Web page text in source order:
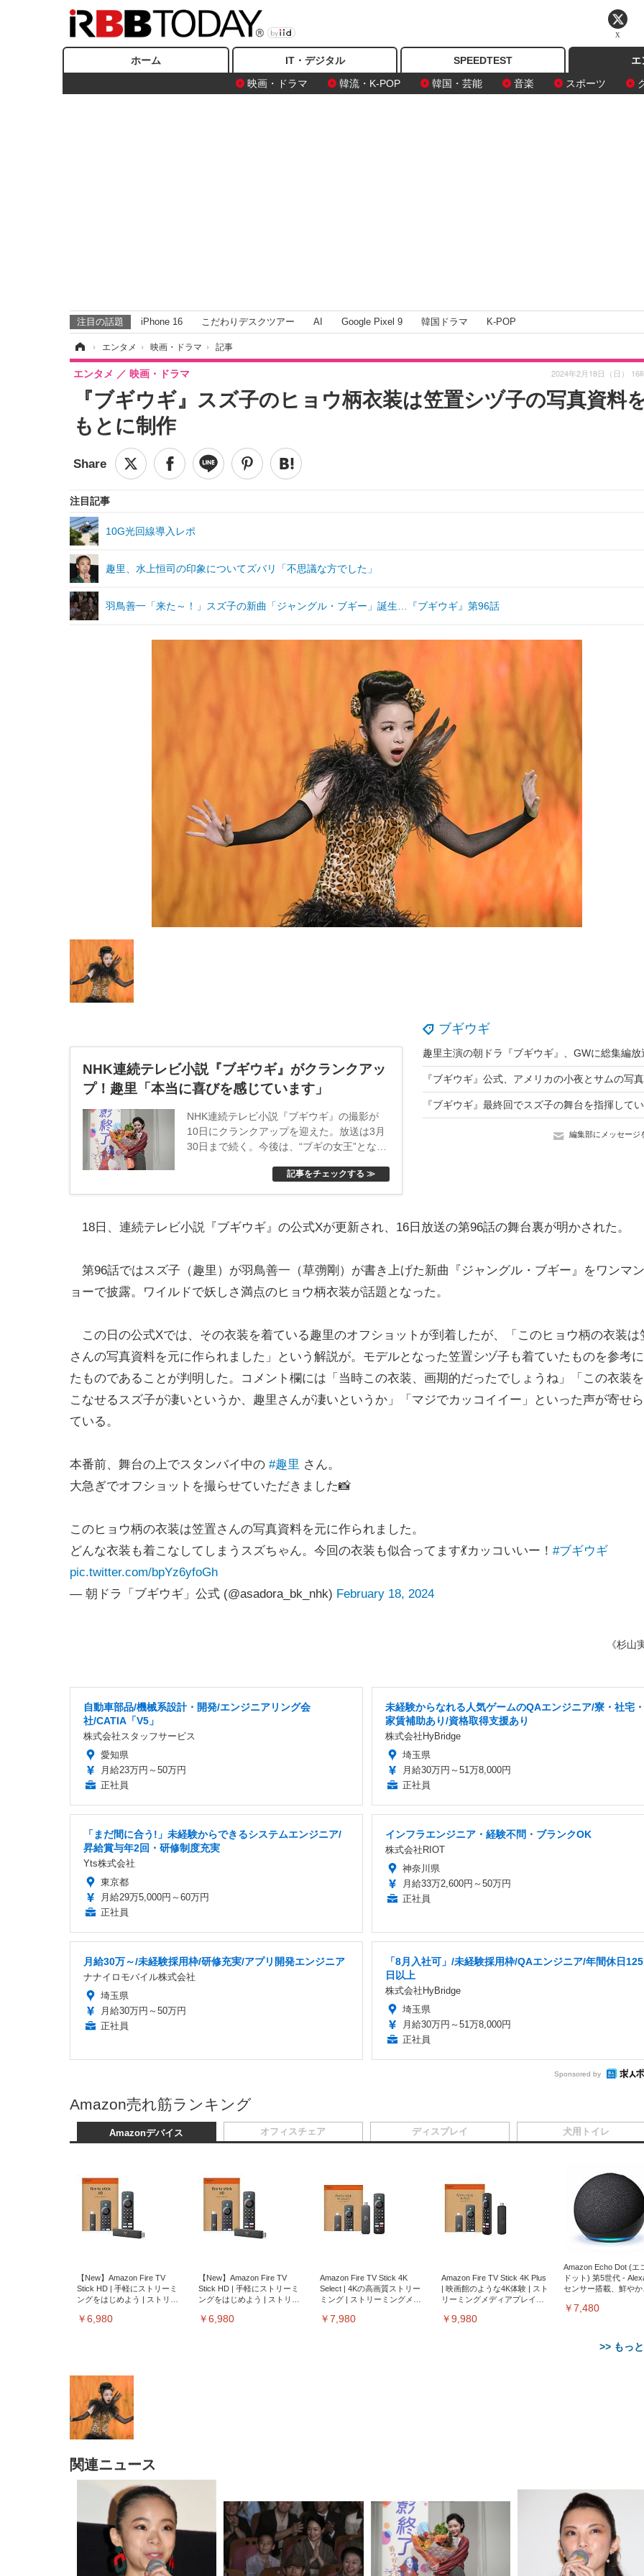
ホーム IT・デジタル SPEEDTEST
エ
映画・ドラマ
韓流・K-POP 韓国・芸能 音楽 スポーツ
注目の話題 iPhone 16 こだわりデスクツアー AI Google Pixel 9 韓国ドラマ K-POP
› エンタメ › 映画・ドラマ › 記事
『ブギウギ』スズ子のヒョウ柄衣装は笠置シヅ子の写真資料
もとに制作
エンタメ 映画・ドラマ 2024年2月18日（日） 16
注目記事
10G光回線導入レポ
趣里、水上恒司の印象についてズバリ「不思議な方でした」
羽鳥善一「来た～！」スズ子の新曲「ジャングル・ブギー」誕生…『ブギウギ』第96話
ブギウギ
編集部にメッセージ
NHK連続テレビ小説『ブギウギ』がクランクアッ
プ！趣里「本当に喜びを感じています」
NHK連続テレビ小説『ブギウギ』の撮影が
10日にクランクアップを迎えた。放送は3月
30日まで続く。今後は、“ブギの女王”となっ
生を歩んでいくのか。ちなみに、番組のクラ
ンクインは2023年3月14日。趣里は同年3月
記事をチェックする ≫
18日、連続テレビ小説『ブギウギ』の公式Xが更新され、16日放送の第96話の舞台裏が明かされた。
第96話ではスズ子（趣里）が羽鳥善一（草彅剛）が書き上げた新曲『ジャングル・ブギー』をワンマ
ョーで披露。ワイルドで妖しさ満点のヒョウ柄衣装が話題となった。
この日の公式Xでは、その衣装を着ている趣里のオフショットが到着したが、「このヒョウ柄の衣装は
さんの写真資料を元に作られました」という解説が。モデルとなった笠置シヅ子も着ていたものを参考
たものであることが判明した。コメント欄には「当時この衣装、画期的だったでしょうね」「この衣装
こなせるスズ子が凄いというか、趣里さんが凄いというか」「マジでカッコイイー」といった声が寄せ
ている。
本番前、舞台の上でスタンバイ中の #趣里 さん。
大急ぎでオフショットを撮らせていただきました📸
このヒョウ柄の衣装は笠置さんの写真資料を元に作られました。
どんな衣装も着こなしてしまうスズちゃん。今回の衣装も似合ってます💃カッコいいー！ #ブギウギ
pic.twitter.com/bpYz6yfoGh
— 朝ドラ「ブギウギ」公式 (@asadora_bk_nhk) February 18, 2024
《杉山
自動車部品/機械系設計・開発/エンジニアリング会
社/CATIA「V5」
株式会社スタッフサービス
愛知県
月給23万円～50万円
正社員
未経験からなれる人気ゲームのQAエンジニア/寮・社宅・
家賃補助あり/資格取得支援あり
株式会社HyBridge
埼玉県
月給30万円～51万8,000円
正社員
「まだ間に合う!」未経験からできるシステムエンジニア/
昇給賞与年2回・研修制度充実
Yts株式会社
東京都
月給29万5,000円～60万円
正社員
インフラエンジニア・経験不問・ブランクOK
株式会社RIOT
神奈川県
月給33万2,600円～50万円
正社員
月給30万～/未経験採用枠/研修充実/アプリ開発エンジニア
ナナイロモバイル株式会社
埼玉県
月給30万円～50万円
正社員
「8月入社可」/未経験採用枠/QAエンジニア/年間休日125
日以上
株式会社HyBridge
埼玉県
月給30万円～51万8,000円
正社員
Sponsored by
Amazon売れ筋ランキング
Amazonデバイス
【New】Amazon Fire TV
Stick HD | 手軽にストリーミ
ングをはじめよう | ストリー
￥6,980
【New】Amazon Fire TV
Stick HD | 手軽にストリーミ
ングをはじめよう | ストリー
￥6,980
Amazon Fire TV Stick 4K
Select | 4Kの高画質ストリー
ミング | ストリーミングメデ
￥7,980
Amazon Fire TV Stick 4K Plus
| 映画館のような4K体験 | スト
リーミングメディアプレイヤ
￥9,980
Amazon Echo Dot (エ
ドット) 第5世代 -
センサー搭載、鮮やか
￥7,480
>> もっ
オフィスチェア
[EdoErgo] オフィスチェア 椅
子 テレワーク 疲れない 跳ね
上げ式アームレスト コンパク
ト 約105度ロッキング pc 事務
椅子 360度回転 座面昇降 強化
ナイロン樹脂ベース 通気性メ
ッシュ 在宅ワーク H-
WY01(黒網+黒枠+黒足)
￥5,699
／デスクチェア メッシュチェ
ア 人間工学 疲れない ブラッ
￥27,999
チェア 疲れない テレワーク
チェア 強化バックレスト 30
度ロッキング機能 人間工学 椅
子 腰サポート 90度跳ね上げ
式アームレスト 3Dヘッドレス
ト ハンガー付き 高反発クッシ
ョン PCチェア 通気性メッシ
￥7,680
Sezlife オフィスチェア デスク
チェア 疲れない テレワーク
ロッキング機能 人間工学 椅子
腰サポート 90度跳ね上げ式ア
ームレスト 3Dヘッドレスト
ハンガー付き 高反発クッショ
ン PCチェア 通気性メッシュ
￥7,680
ア デスクチェア 肘な
ッシュ 通気性 ランバ
ポート付き 腰サポート
ス圧無段階昇降 360度
転 キャスター付き コ
クト 幅52×奥行58.5×高
84～96cm テレワーク
宅勤務 ブラック
￥4,139
ディスプレイ
EIZO ビジネス向けプレミア
ムモニター | FlexScan
EV3240X-WT | 31.5型4K
UHD・USB Type-C・ホワイ
ト
￥105,595
EIZO ビジネス向けプレミア
EV2740X-WT | 27.0型4K
UHD・USB Type-C・ホワイ
￥109,572
ク付き（CFI-ZDM1J）
￥49,979
ニター フル
沢 HDMI/DisplayPort/VGA
スピーカー内蔵 高さ調整 ス
イベル VESA対応
ComfortView ビジネス向け
￥15,800
GRAPHT THE SHOOTER
Gaming Monitor 24” Essential
ーミングモニター QD 24.5イ
1ms FHD 量子ドット 残像低減
年保証 | 輝点保証 | 日本メーカ
￥34,980
犬用トイレ
Amazonベーシック ペットシ
ーツ 薄型 レギュラー 1回使い
捨て 無香料 ホワイト 300枚
￥3,373
ーツ 厚型 ワイド 42枚x2袋(84
枚) ホワイト(吸収面:ライトブ
￥3,234
ツ L 中型犬用 26枚入り 単品
￥1,800
Smart Basic(スマートベーシ
ック) 【Amazon.co.jp限定】
ペットシーツ 超厚型 お徳用
ワイド 100枚入 (x 1) (ケース
販売)
￥3,670
シーツ 超厚型 お徳用
ュラー 200枚入
【Amazon.co.jp限定】
￥3,731
関連ニュース
X